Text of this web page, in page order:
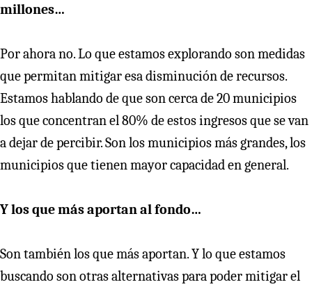
millones…
Por ahora no. Lo que estamos explorando son medidas
que permitan mitigar esa disminución de recursos.
Estamos hablando de que son cerca de 20 municipios
los que concentran el 80% de estos ingresos que se van
a dejar de percibir. Son los municipios más grandes, los
municipios que tienen mayor capacidad en general.
Y los que más aportan al fondo…
Son también los que más aportan. Y lo que estamos
buscando son otras alternativas para poder mitigar el